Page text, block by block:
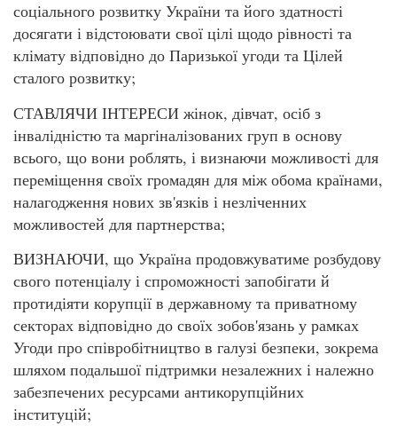
соціального розвитку України та його здатності
досягати і відстоювати свої цілі щодо рівності та
клімату відповідно до Паризької угоди та Цілей
сталого розвитку;
СТАВЛЯЧИ ІНТЕРЕСИ жінок, дівчат, осіб з
інвалідністю та маргіналізованих груп в основу
всього, що вони роблять, і визнаючи можливості для
переміщення своїх громадян для між обома країнами,
налагодження нових зв'язків і незліченних
можливостей для партнерства;
ВИЗНАЮЧИ, що Україна продовжуватиме розбудову
свого потенціалу і спроможності запобігати й
протидіяти корупції в державному та приватному
секторах відповідно до своїх зобов'язань у рамках
Угоди про співробітництво в галузі безпеки, зокрема
шляхом подальшої підтримки незалежних і належно
забезпечених ресурсами антикорупційних
інституцій;